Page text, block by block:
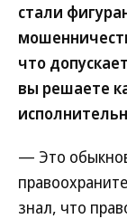
стали
что
вы решаете
— Это
знал, что